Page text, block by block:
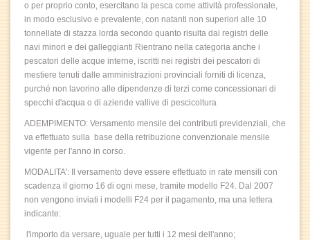
o per proprio conto, esercitano la pesca come attività professionale,
in modo esclusivo e prevalente, con natanti non superiori alle 10
tonnellate di stazza lorda secondo quanto risulta dai registri delle
navi minori e dei galleggianti Rientrano nella categoria anche i
pescatori delle acque interne, iscritti nei registri dei pescatori di
mestiere tenuti dalle amministrazioni provinciali forniti di licenza,
purché non lavorino alle dipendenze di terzi come concessionari di
specchi d'acqua o di aziende vallive di pescicoltura
ADEMPIMENTO: Versamento mensile dei contributi previdenziali, che
va effettuato sulla base della retribuzione convenzionale mensile
vigente per l'anno in corso.
MODALITA': Il versamento deve essere effettuato in rate mensili con
scadenza il giorno 16 di ogni mese, tramite modello F24. Dal 2007
non vengono inviati i modelli F24 per il pagamento, ma una lettera
indicante:
l'importo da versare, uguale per tutti i 12 mesi dell'anno;